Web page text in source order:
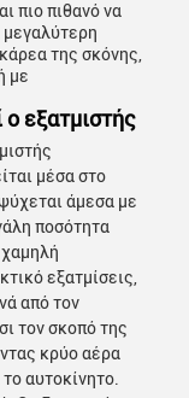
πιο πιθανό να
μεγαλύτερη
της σκόνης,
με
ο εξατμιστής
μέσα στο
άμεσα με
ποσότητα
εξατμίσεις,
από τον
τον σκοπό της
κρύο αέρα
αυτοκίνητο.